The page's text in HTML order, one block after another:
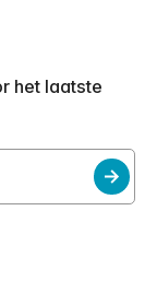
het laatste